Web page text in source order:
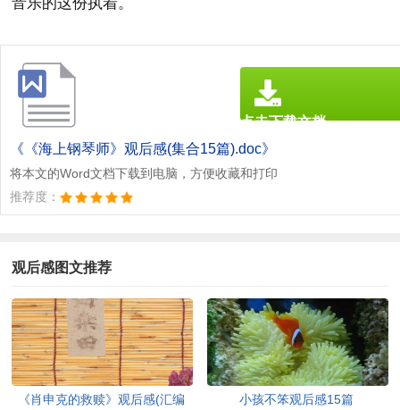
《《海上钢琴师》观后感(集合15篇).doc》
将本文的Word文档下载到电脑，方便收藏和打印
推荐度：
点击下载文档
文档为doc格式
观后感图文推荐
《肖申克的救赎》观后感(汇编
小孩不笨观后感15篇